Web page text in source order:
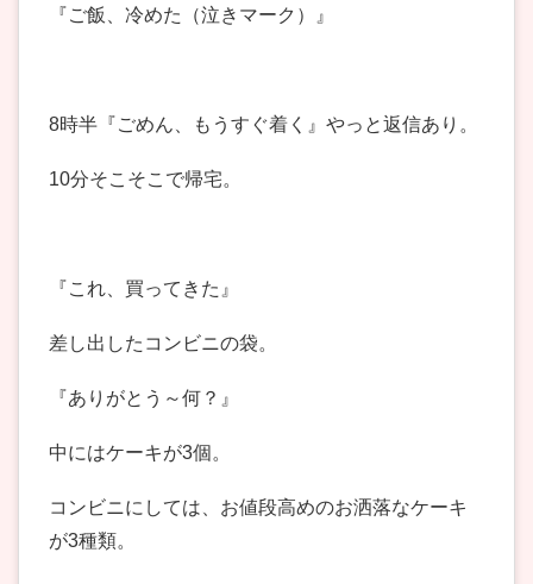
『ご飯、冷めた（泣きマーク）』
8時半『ごめん、もうすぐ着く』やっと返信あり。
10分そこそこで帰宅。
『これ、買ってきた』
差し出したコンビニの袋。
『ありがとう～何？』
中にはケーキが3個。
コンビニにしては、お値段高めのお洒落なケーキ
が3種類。